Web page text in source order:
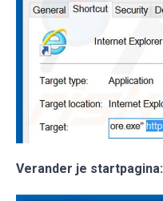
Verander je startpagina: